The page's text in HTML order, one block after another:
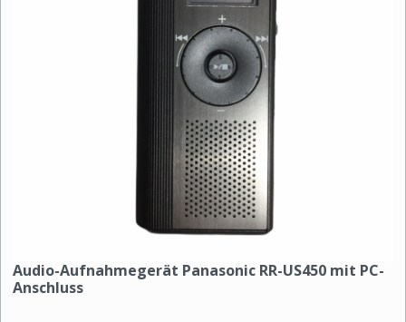
Audio-Aufnahmegerät Panasonic RR-US450 mit PC-
Anschluss